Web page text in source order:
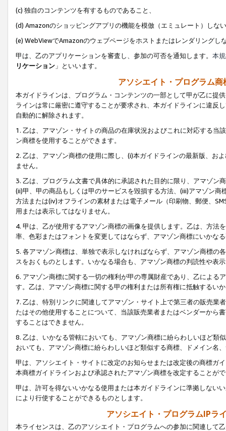
(c) 独自のコンテンツを有するものであること、
(d) Amazonのショッピングアプリの機能を模倣（エミュレート）しな
(e) WebViewでAmazonのウェブページをホストまたはレンダリングし
甲は、乙のアプリケーションを審査し、参加の可否を通知します。 本
リケーション 」といいます。
アソシエイト・プログラム
本ガイドラインは、プログラム・コンテンツの一部として甲が乙に提
ラインは常に厳密に遵守することが要求され、本ガイドラインに違反
自動的に解除されます。
1. 乙は、アマゾン・サイトの商品の在庫状況およびこれに対応する
ン商標を使用することができます。
2. 乙は、アマゾン商標の使用に際し、(i)本ガイドラインの最新版、お
ません。
3. 乙は、プログラム文書で具体的に承認された目的に限り、アマゾン
(ii)甲、甲の商品もしくは甲のサービスを毀損する方法、(iii)アマゾン
方法または(iv)オフラインの素材または電子メール（印刷物、郵便、
用または表示してはなりません。
4. 甲は、乙が使用するアマゾン商標の画像を提供します。乙は、方
率、色彩またはフォントを変更してはならず、アマゾン商標にいかな
5. 各アマゾン商標は、単独で表示しなければならず、アマゾン商標
スをおくものとします。いかなる場合も、アマゾン商標の判読性や表
6. アマゾン商標に関する一切の権利が甲の専属財産であり、乙による
す。乙は、アマゾン商標に関する甲の権利または所有権に抵触するい
7. 乙は、特別リンクに関連してアマゾン・サイト上で第三者の販売
たはその他使用することについて、当該販売業者またはベンダーから
することはできません。
8. 乙は、いかなる管轄においても、アマゾン商標に紛らわしいほど類
おいても、アマゾン商標に紛らわしいほど類似する商標、ドメイン名
甲は、アソシエイト・サイトに改定のお知らせまたは改定後の商標ガ
本商標ガイドラインおよび承認されたアマゾン商標を改定することが
甲は、許可を得ないいかなる使用または本ガイドラインに準拠しない
により行使することができるものとします。
アソシエイト・プログラムIPラ
本ライセンスは、乙のアソシエイト・プログラムへの参加に関連して